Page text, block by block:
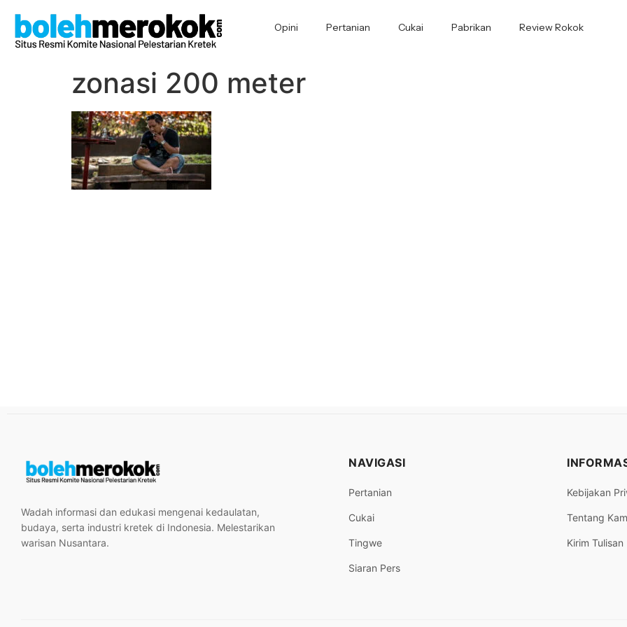
Opini Pertanian Cukai Pabrikan Review Rokok
zonasi 200 meter
Wadah informasi dan edukasi mengenai kedaulatan,
budaya, serta industri kretek di Indonesia. Melestarikan
warisan Nusantara.
NAVIGASI
Pertanian
Cukai
Tingwe
Siaran Pers
Kebijakan
Tentang
Kirim Tulisan